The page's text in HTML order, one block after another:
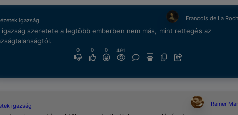
igazság Francois de La
igazság szeretete a legtöbb emberben nem más, mint rettegés az
0 0 0 491
igazság Rainer